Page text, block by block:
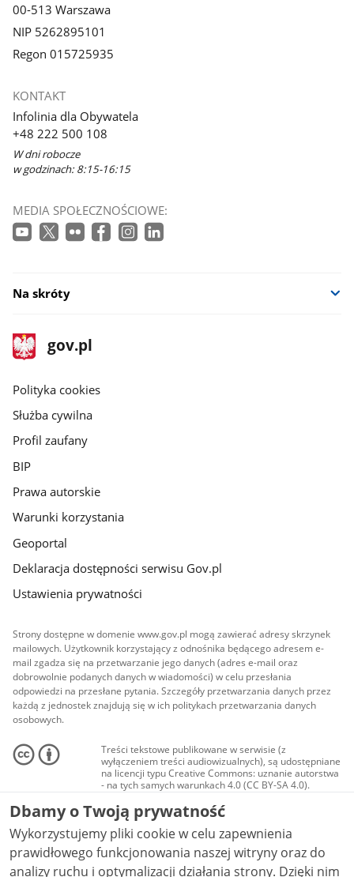
00-513 Warszawa
NIP 5262895101
Regon 015725935
KONTAKT
Infolinia dla Obywatela
+48 222 500 108
W dni robocze
w godzinach: 8:15-16:15
MEDIA SPOŁECZNOŚCIOWE:
Na skróty
stopka
gov.pl
Strona
gov.pl
gov.pl
Polityka cookies
Służba cywilna
Profil zaufany
BIP
Prawa autorskie
Warunki korzystania
Geoportal
Deklaracja dostępności serwisu Gov.pl
Ustawienia prywatności
Strony dostępne w domenie www.gov.pl mogą zawierać adresy skrzynek
mailowych. Użytkownik korzystający z odnośnika będącego adresem e-
mail zgadza się na przetwarzanie jego danych (adres e-mail oraz
dobrowolnie podanych danych w wiadomości) w celu przesłania
odpowiedzi na przesłane pytania. Szczegóły przetwarzania danych przez
każdą z jednostek znajdują się w ich politykach przetwarzania danych
osobowych.
Treści tekstowe publikowane w serwisie (z
wyłączeniem treści audiowizualnych), są udostępniane
na licencji typu Creative Commons: uznanie autorstwa
- na tych samych warunkach 4.0 (CC BY-SA 4.0).
Materiały audiowizualne, w tym zdjęcia, materiały
audio i wideo, są udostępniane na licencji typu
Creative Commons: uznanie autorstwa użycie
niekomercyjne - bez utworów zależnych 4.0 (CC BY-
NC-ND 4.0), o ile nie jest to stwierdzone inaczej.
Dbamy o Twoją prywatność
Wykorzystujemy pliki cookie w celu zapewnienia
prawidłowego funkcjonowania naszej witryny oraz do
analizy ruchu i optymalizacji działania strony. Dzięki nim